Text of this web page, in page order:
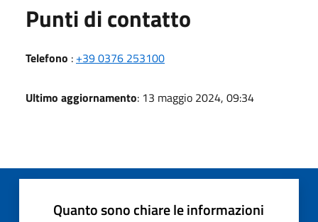
Punti di contatto
Telefono : +39 0376 253100
Ultimo aggiornamento: 13 maggio 2024, 09:34
Quanto sono chiare le informazioni